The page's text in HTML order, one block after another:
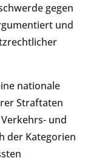
gegen
und
nationale
Straftaten
und
der Kategorien